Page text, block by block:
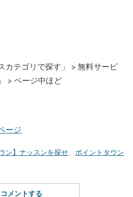
カテゴリで探す」 > 無料サービ
> ページ中ほど
ージ
ン】ナッスンを探せ
ポイントタウン
コメントする